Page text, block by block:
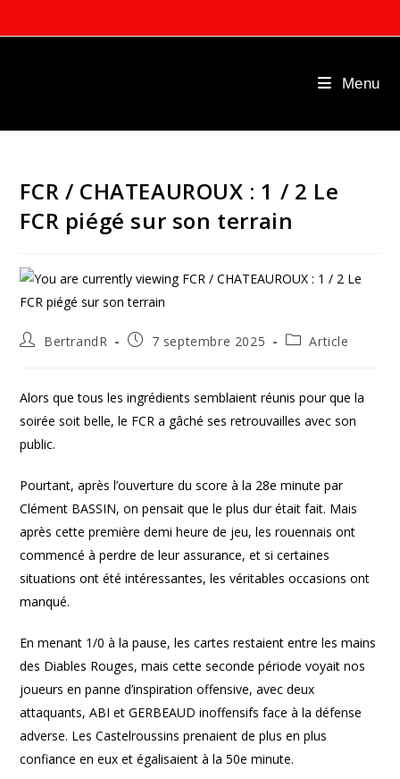
to
Menu
FCR / CHATEAUROUX : 1 / 2 Le
FCR piégé sur son terrain
Auteur/autrice
publication :
BertrandR
Publication
7 septembre 2025
PostArticle
Alors que tous les ingrédients semblaient réunis pour que la
soirée soit belle, le FCR a gâché ses retrouvailles avec son
public.
Pourtant, après l’ouverture du score à la 28e minute par
Clément BASSIN, on pensait que le plus dur était fait. Mais
après cette première demi heure de jeu, les rouennais ont
commencé à perdre de leur assurance, et si certaines
situations ont été intéressantes, les véritables occasions ont
manqué.
En menant 1/0 à la pause, les cartes restaient entre les mains
des Diables Rouges, mais cette seconde période voyait nos
joueurs en panne d’inspiration offensive, avec deux
attaquants, ABI et GERBEAUD inoffensifs face à la défense
adverse. Les Castelroussins prenaient de plus en plus
confiance en eux et égalisaient à la 50e minute.